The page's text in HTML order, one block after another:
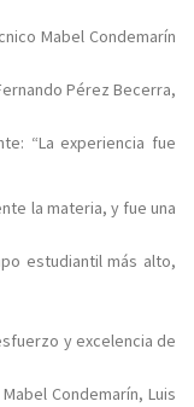
Mabel Condemarín
Pérez Becerra,
“La experiencia fue
la materia, y fue una
estudiantil más alto,
y excelencia de
Condemarín, Luis